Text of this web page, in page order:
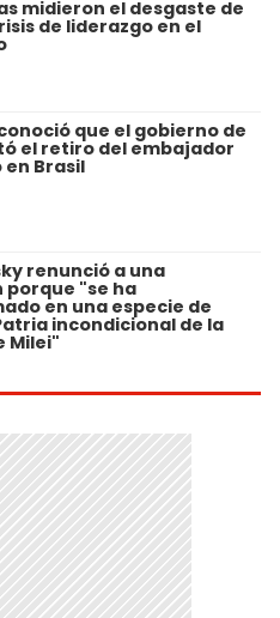
midieron el desgaste de
de liderazgo en el
que el gobierno de
el retiro del embajador
Brasil
renunció a una
porque "se ha
en una especie de
incondicional de la
Milei"